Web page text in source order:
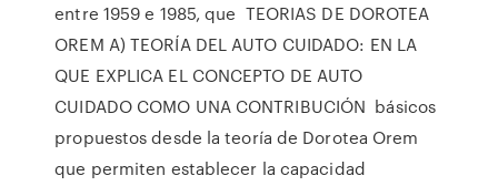
entre 1959 e 1985, que TEORIAS DE DOROTEA
OREM A) TEORÍA DEL AUTO CUIDADO: EN LA
QUE EXPLICA EL CONCEPTO DE AUTO
CUIDADO COMO UNA CONTRIBUCIÓN básicos
propuestos desde la teoría de Dorotea Orem
que permiten establecer la capacidad